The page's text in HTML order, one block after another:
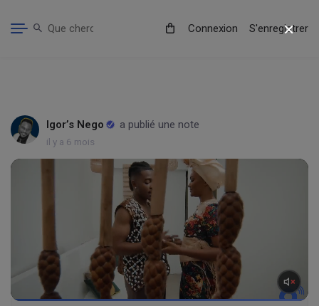
Connexion S'enregistrer
Igor’s Nego a publié une note
il y a 6 mois